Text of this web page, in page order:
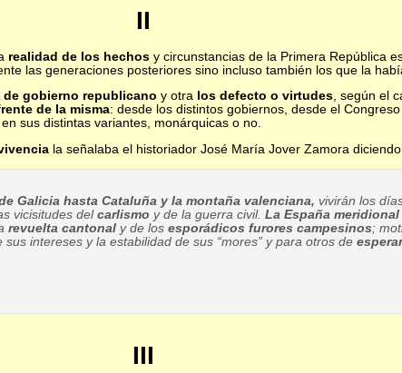
II
realidad de los hechosy circunstancias de la Primera República
las generaciones posteriores sino incluso también los que la
de gobierno republicano y otra los defecto o virtudes, según el
de la misma: desde los distintos gobiernos, desde el
sus distintas variantes, monárquicas o no.
la señalaba el historiador José María Jover Zamora
Galicia hasta Cataluña y la montaña valenciana, vivirán los
vicisitudes delcarlismo y de la guerra civil.La España
revuelta cantonal y de losesporádicos furores campesinos;
sus intereses y la estabilidad de sus “mores” y para otros de
III